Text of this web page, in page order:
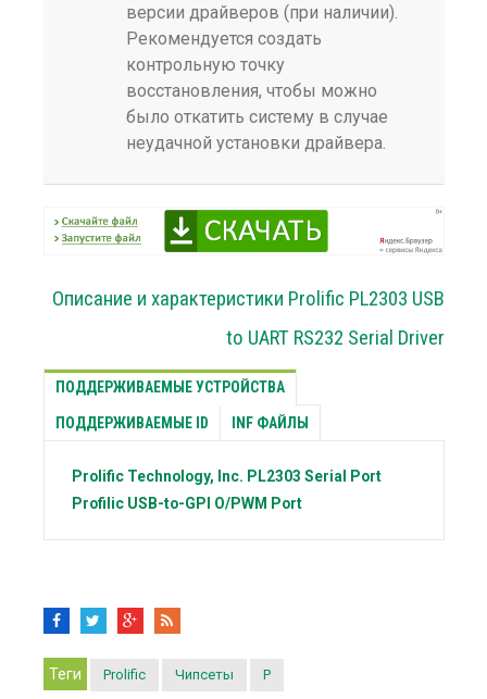
версии драйверов (при наличии).
Рекомендуется создать
контрольную точку
восстановления, чтобы можно
было откатить систему в случае
неудачной установки драйвера.
Описание и характеристики Prolific PL2303 USB
to UART RS232 Serial Driver
ПОДДЕРЖИВАЕМЫЕ УСТРОЙСТВА
ПОДДЕРЖИВАЕМЫЕ ID INF ФАЙЛЫ
Prolific Technology, Inc. PL2303 Serial Port
Profilic USB-to-GPI O/PWM Port
Теги Prolific Чипсеты P